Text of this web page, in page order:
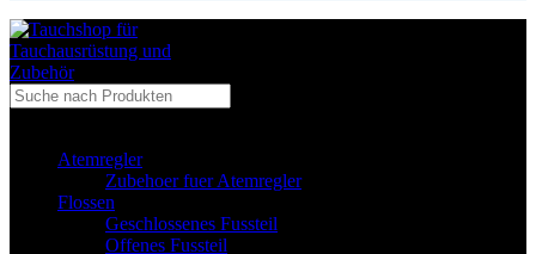
Atemregler
Zubehoer fuer Atemregler
Flossen
Geschlossenes Fussteil
Offenes Fussteil